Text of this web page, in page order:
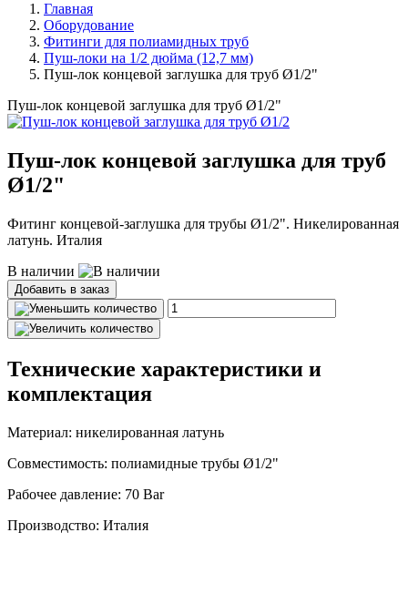
Главная
Оборудование
Фитинги для полиамидных труб
Пуш-локи на 1/2 дюйма (12,7 мм)
Пуш-лок концевой заглушка для труб Ø1/2"
Пуш-лок концевой заглушка для труб Ø1/2"
Пуш-лок концевой заглушка для труб
Ø1/2"
Фитинг концевой-заглушка для трубы Ø1/2". Никелированная
латунь. Италия
В наличии
Добавить в заказ
Технические характеристики и
комплектация
Материал: никелированная латунь
Совместимость: полиамидные трубы Ø1/2"
Рабочее давление: 70 Bar
Производство: Италия